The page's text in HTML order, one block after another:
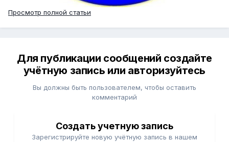
Просмотр полной статьи
Для публикации сообщений создайте
учётную запись или авторизуйтесь
Вы должны быть пользователем, чтобы оставить
комментарий
Создать учетную запись
Зарегистрируйте новую учётную запись в нашем